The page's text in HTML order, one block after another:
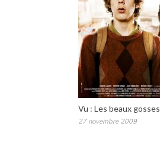
Vu : Les beaux gosses
27 novembre 2009